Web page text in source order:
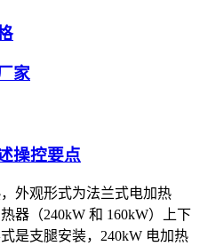
家
操控要点
外观形式为法兰式电加热
器（240kW 和 160kW）上下
是支腿安装，240kW 电加热